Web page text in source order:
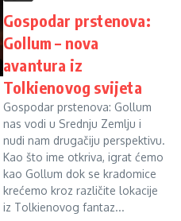
Gospodar prstenova:
Gollum – nova
avantura iz
Tolkienovog svijeta
Gospodar prstenova: Gollum
nas vodi u Srednju Zemlju i
nudi nam drugačiju perspektivu.
Kao što ime otkriva, igrat ćemo
kao Gollum dok se kradomice
krećemo kroz različite lokacije
iz Tolkienovog fantaz...